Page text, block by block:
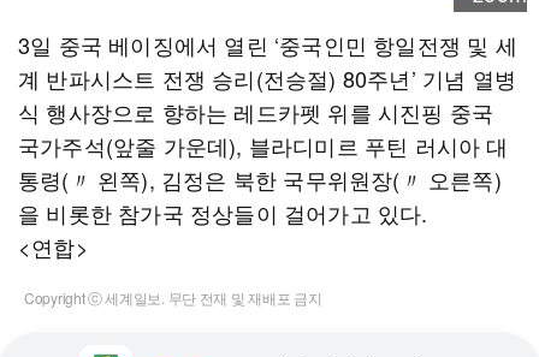
3일 중국 베이징에서 열린 ‘중국인민 항일전쟁 및 세
계 반파시스트 전쟁 승리(전승절) 80주년’ 기념 열병
식 행사장으로 향하는 레드카펫 위를 시진핑 중국
국가주석(앞줄 가운데), 블라디미르 푸틴 러시아 대
통령(〃 왼쪽), 김정은 북한 국무위원장(〃 오른쪽)
을 비롯한 참가국 정상들이 걸어가고 있다.
<연합>
Copyright ⓒ 세계일보. 무단 전재 및 재배포 금지